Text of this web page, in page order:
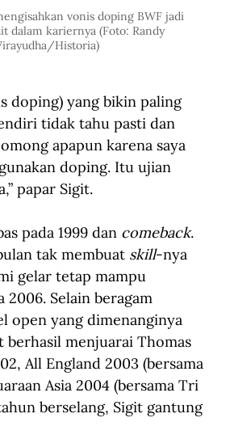
vonis doping BWF jadi
dalam kariernya (Foto: Randy
Historia)
doping) yang bikin paling
tidak tahu pasti dan
apapun karena saya
doping. Itu ujian
papar Sigit.
pada 1999 dan comeback.
tak membuat skill-nya
gelar tetap mampu
2006. Selain beragam
open yang dimenanginya
berhasil menjuarai Thomas
All England 2003 (bersama
Asia 2004 (bersama Tri
berselang, Sigit gantung